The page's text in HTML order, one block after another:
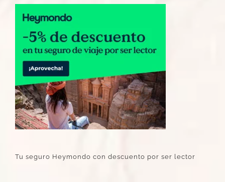
Tu seguro Heymondo con descuento por ser lector